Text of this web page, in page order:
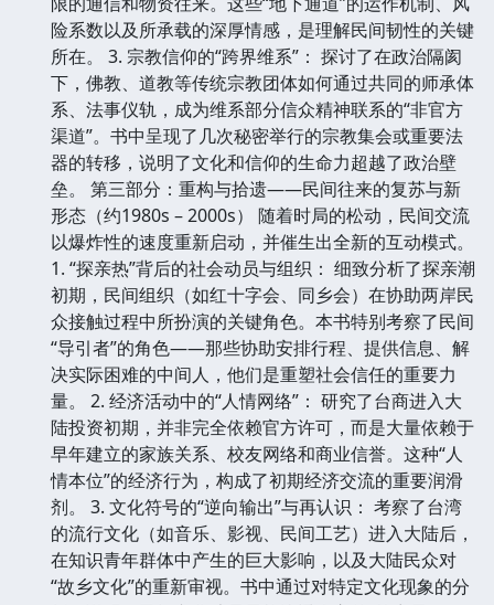
险系数以及所承载的深厚情感，是理解民间韧性的关键
所在。 3. 宗教信仰的“跨界维系”： 探讨了在政治隔阂
下，佛教、道教等传统宗教团体如何通过共同的师承体
系、法事仪轨，成为维系部分信众精神联系的“非官方
渠道”。书中呈现了几次秘密举行的宗教集会或重要法
器的转移，说明了文化和信仰的生命力超越了政治壁
垒。 第三部分：重构与拾遗——民间往来的复苏与新
形态（约1980s – 2000s） 随着时局的松动，民间交流
以爆炸性的速度重新启动，并催生出全新的互动模式。
1. “探亲热”背后的社会动员与组织： 细致分析了探亲潮
初期，民间组织（如红十字会、同乡会）在协助两岸民
众接触过程中所扮演的关键角色。本书特别考察了民间
“导引者”的角色——那些协助安排行程、提供信息、解
决实际困难的中间人，他们是重塑社会信任的重要力
量。 2. 经济活动中的“人情网络”： 研究了台商进入大
陆投资初期，并非完全依赖官方许可，而是大量依赖于
早年建立的家族关系、校友网络和商业信誉。这种“人
情本位”的经济行为，构成了初期经济交流的重要润滑
剂。 3. 文化符号的“逆向输出”与再认识： 考察了台湾
的流行文化（如音乐、影视、民间工艺）进入大陆后，
在知识青年群体中产生的巨大影响，以及大陆民众对
“故乡文化”的重新审视。书中通过对特定文化现象的分